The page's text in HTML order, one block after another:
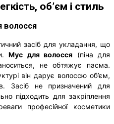
об’єм і стиль
волосся
засіб для укладання, що
Мус для волосся (піна для
не обтяжує пасма.
він дарує волоссю об’єм,
Засіб не призначений для
підходить для закріплення
професійної косметики